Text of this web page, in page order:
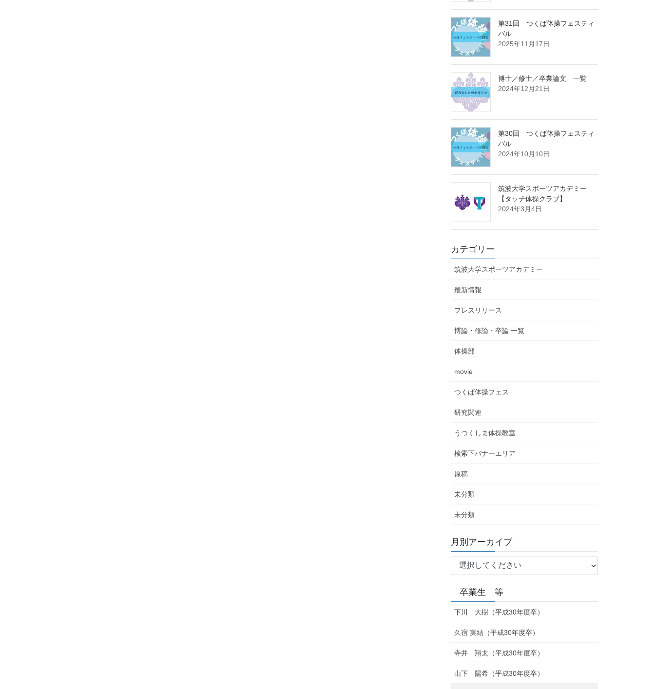
第31回 つくば体操フェスティ
バル
2025年11月17日
博士／修士／卒業論文 一覧
2024年12月21日
第30回 つくば体操フェスティ
バル
2024年10月10日
筑波大学スポーツアカデミー
【タッチ体操クラブ】
2024年3月4日
カテゴリー
筑波大学スポーツアカデミー
最新情報
プレスリリース
博論・修論・卒論 一覧
体操部
movie
つくば体操フェス
研究関連
うつくしま体操教室
検索下バナーエリア
原稿
未分類
未分類
月別アーカイブ
卒業生 等
下川 大樹（平成30年度卒）
久宿 実結（平成30年度卒）
寺井 翔太（平成30年度卒）
山下 陽希（平成30年度卒）